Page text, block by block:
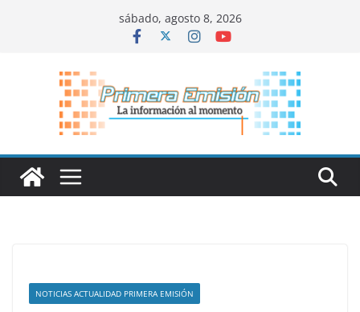
sábado, agosto 8, 2026
NOTICIAS ACTUALIDAD PRIMERA EMISIÓN